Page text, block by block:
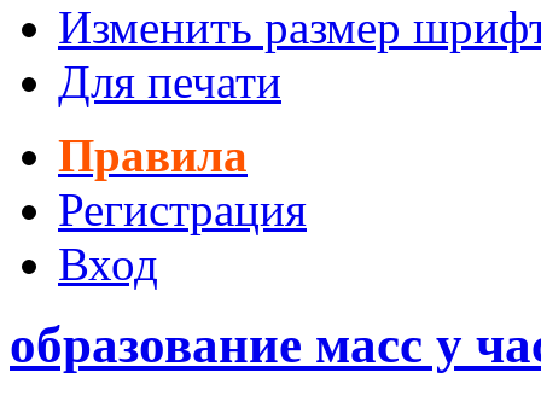
Изменить размер
Для печати
Правила
Регистрация
Вход
образование масс у